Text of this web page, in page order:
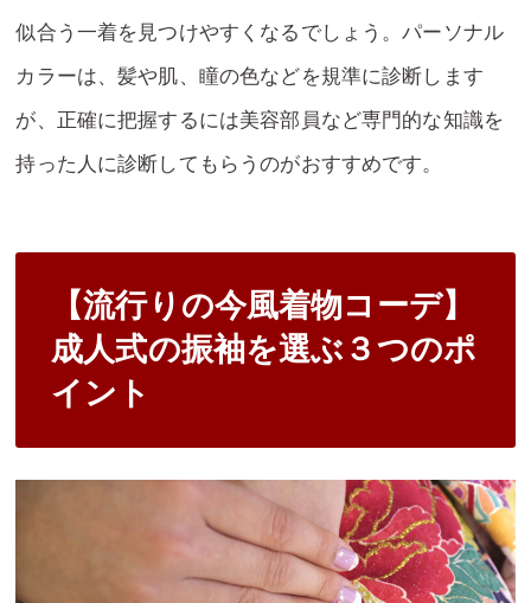
似合う一着を見つけやすくなるでしょう。パーソナル
カラーは、髪や肌、瞳の色などを規準に診断します
が、正確に把握するには美容部員など専門的な知識を
持った人に診断してもらうのがおすすめです。
【流行りの今風着物コーデ】
成人式の振袖を選ぶ３つのポ
イント